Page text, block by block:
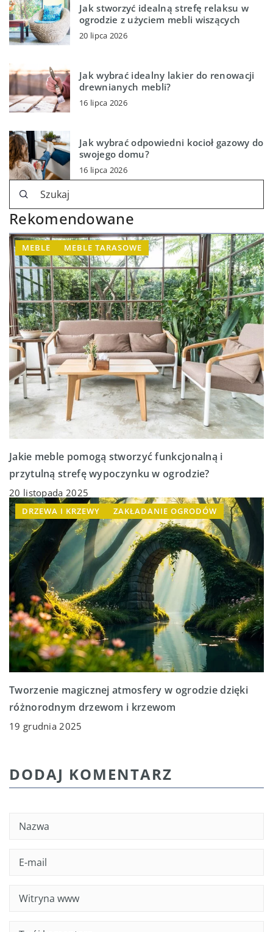
Jak stworzyć idealną strefę relaksu w
ogrodzie z użyciem mebli wiszących
20 lipca 2026
Jak wybrać idealny lakier do renowacji
drewnianych mebli?
16 lipca 2026
Jak wybrać odpowiedni kocioł gazowy do
swojego domu?
16 lipca 2026
Rekomendowane
MEBLE MEBLE TARASOWE
Jakie meble pomogą stworzyć funkcjonalną i
przytulną strefę wypoczynku w ogrodzie?
20 listopada 2025
DRZEWA I KRZEWY ZAKŁADANIE OGRODÓW
Tworzenie magicznej atmosfery w ogrodzie dzięki
różnorodnym drzewom i krzewom
19 grudnia 2025
DODAJ KOMENTARZ